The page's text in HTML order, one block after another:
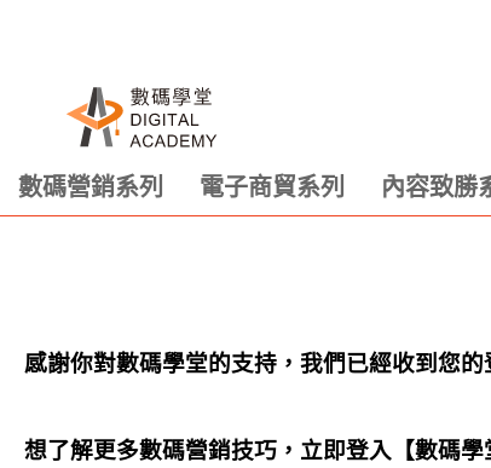
數碼營銷系列 電子商貿系列 內容致勝
感謝你對數碼學堂的支持，我們已經收到您
想了解更多數碼營銷技巧，立即登入【數碼學